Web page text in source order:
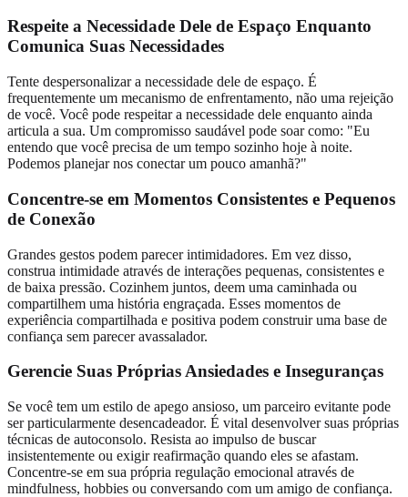
Respeite a Necessidade Dele de Espaço Enquanto
Comunica Suas Necessidades
Tente despersonalizar a necessidade dele de espaço. É
frequentemente um mecanismo de enfrentamento, não uma rejeição
de você. Você pode respeitar a necessidade dele enquanto ainda
articula a sua. Um compromisso saudável pode soar como: "Eu
entendo que você precisa de um tempo sozinho hoje à noite.
Podemos planejar nos conectar um pouco amanhã?"
Concentre-se em Momentos Consistentes e Pequenos
de Conexão
Grandes gestos podem parecer intimidadores. Em vez disso,
construa intimidade através de interações pequenas, consistentes e
de baixa pressão. Cozinhem juntos, deem uma caminhada ou
compartilhem uma história engraçada. Esses momentos de
experiência compartilhada e positiva podem construir uma base de
confiança sem parecer avassalador.
Gerencie Suas Próprias Ansiedades e Inseguranças
Se você tem um estilo de apego ansioso, um parceiro evitante pode
ser particularmente desencadeador. É vital desenvolver suas próprias
técnicas de autoconsolo. Resista ao impulso de buscar
insistentemente ou exigir reafirmação quando eles se afastam.
Concentre-se em sua própria regulação emocional através de
mindfulness, hobbies ou conversando com um amigo de confiança.